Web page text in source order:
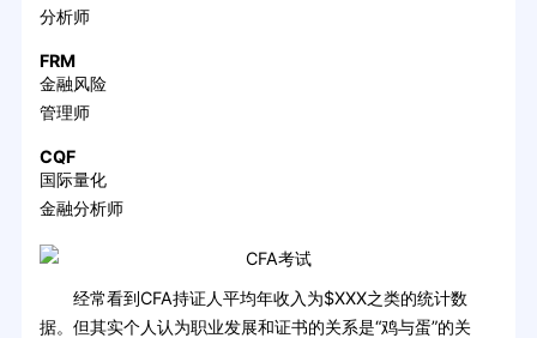
分析师
FRM
金融风险
管理师
CQF
国际量化
金融分析师
经常看到CFA持证人平均年收入为$XXX之类的统计数
据。但其实个人认为职业发展和证书的关系是“鸡与蛋”的关